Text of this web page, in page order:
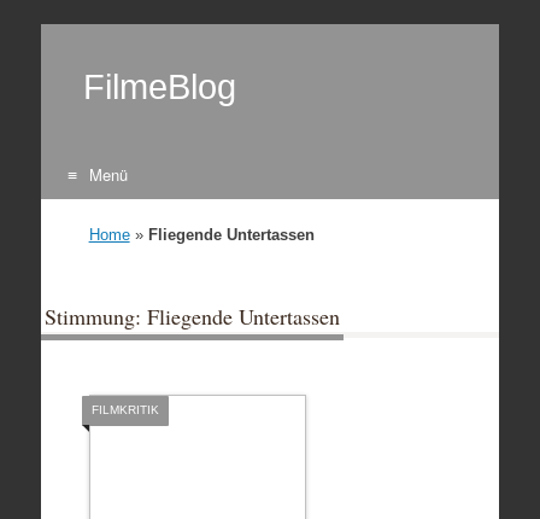
FilmeBlog
Menü
Home» Fliegende Untertassen
Stimmung: Fliegende Untertassen
FILMKRITIK